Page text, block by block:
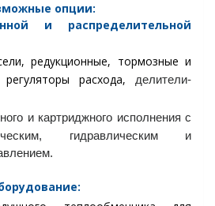
опции:
и распределительной
редукционные, тормозные и
расхода,
делители-
и картриджного исполнения с
гидравлическим и